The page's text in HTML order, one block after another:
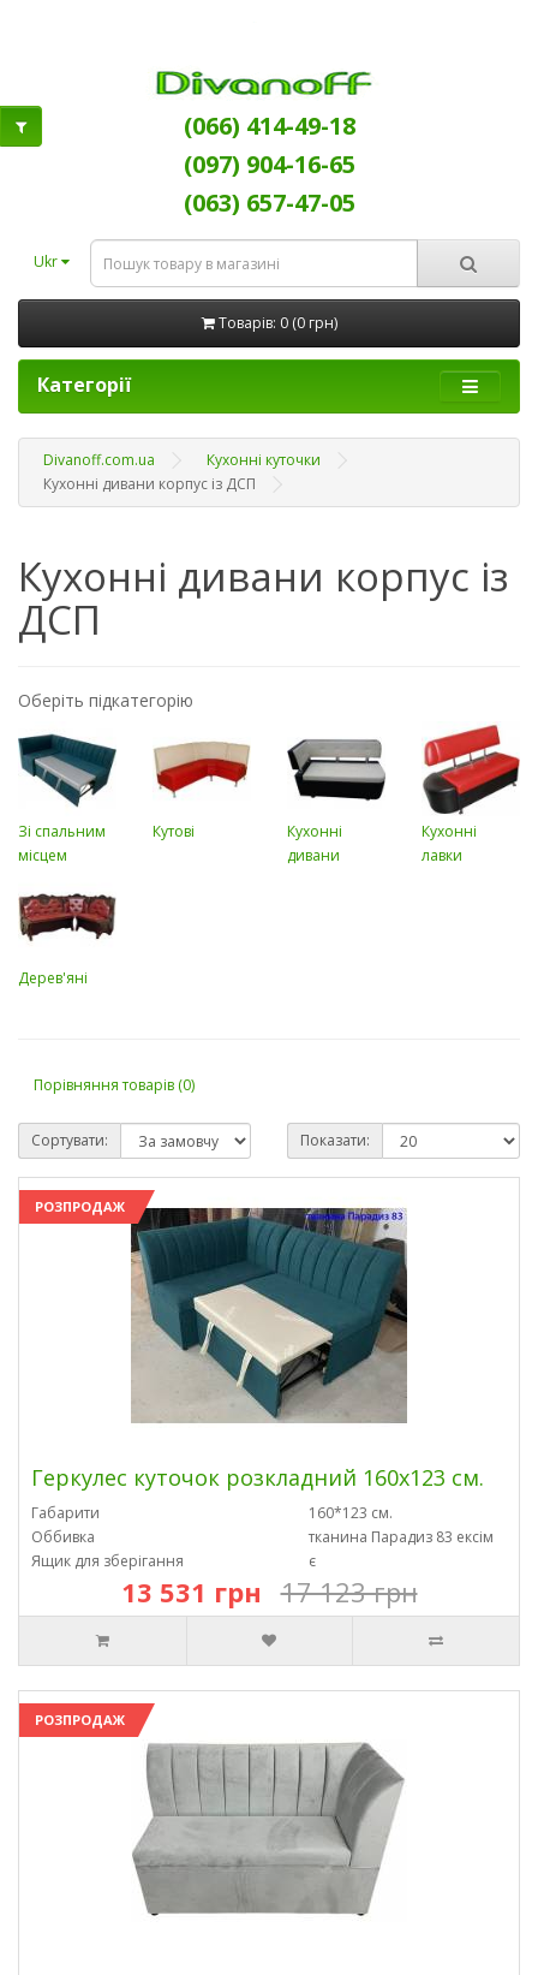
(066) 414-49-18
(097) 904-16-65
(063) 657-47-05
Ukr
Товарів: 0 (0 грн)
Категорії
Divanoff.com.ua
Кухонні куточки
Кухонні дивани корпус із ДСП
Кухонні дивани корпус із
ДСП
Оберіть підкатегорію
Зі спальним
місцем
Кутові
Кухонні
дивани
Кухонні
лавки
Дерев'яні
Порівняння товарів (0)
Сортувати: Показати:
РОЗПРОДАЖ
Геркулес куточок розкладний 160х123 см.
Габарити
160*123 см.
Оббивка
тканина Парадиз 83 ексім
Ящик для зберігання
є
13 531 грн 17 123 грн
РОЗПРОДАЖ